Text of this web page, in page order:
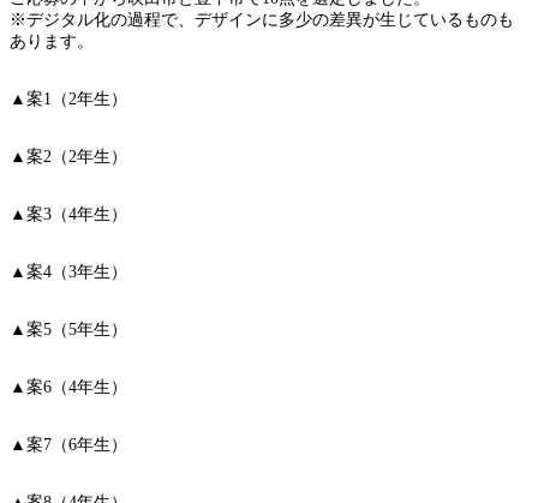
※デジタル化の過程で、デザインに多少の差異が生じているものも
あります。
▲案1（2年生）
▲案2（2年生）
▲案3（4年生）
▲案4（3年生）
▲案5（5年生）
▲案6（4年生）
▲案7（6年生）